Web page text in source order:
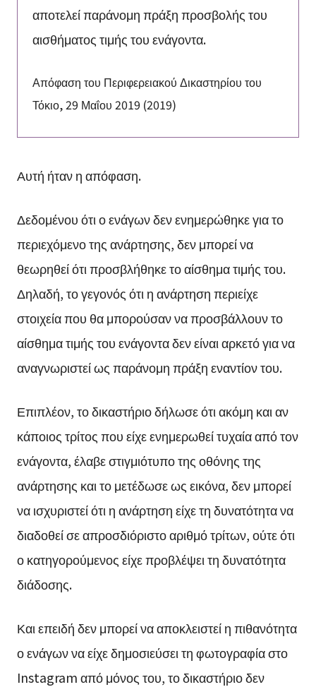
αποτελεί παράνομη πράξη προσβολής του
αισθήματος τιμής του ενάγοντα.
Απόφαση του Περιφερειακού Δικαστηρίου του
Τόκιο, 29 Μαΐου 2019 (2019)
Αυτή ήταν η απόφαση.
Δεδομένου ότι ο ενάγων δεν ενημερώθηκε για το
περιεχόμενο της ανάρτησης, δεν μπορεί να
θεωρηθεί ότι προσβλήθηκε το αίσθημα τιμής του.
Δηλαδή, το γεγονός ότι η ανάρτηση περιείχε
στοιχεία που θα μπορούσαν να προσβάλλουν το
αίσθημα τιμής του ενάγοντα δεν είναι αρκετό για να
αναγνωριστεί ως παράνομη πράξη εναντίον του.
Επιπλέον, το δικαστήριο δήλωσε ότι ακόμη και αν
κάποιος τρίτος που είχε ενημερωθεί τυχαία από τον
ενάγοντα, έλαβε στιγμιότυπο της οθόνης της
ανάρτησης και το μετέδωσε ως εικόνα, δεν μπορεί
να ισχυριστεί ότι η ανάρτηση είχε τη δυνατότητα να
διαδοθεί σε απροσδιόριστο αριθμό τρίτων, ούτε ότι
ο κατηγορούμενος είχε προβλέψει τη δυνατότητα
διάδοσης.
Και επειδή δεν μπορεί να αποκλειστεί η πιθανότητα
ο ενάγων να είχε δημοσιεύσει τη φωτογραφία στο
Instagram από μόνος του, το δικαστήριο δεν